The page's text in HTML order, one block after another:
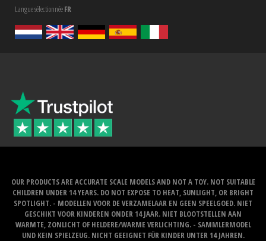
Langue sélectionnéeFR
OUR PRODUCTS ARE ACCURATE SCALE MODELS AND NOT A TOY. NOT SUITABLE
CHILDREN UNDER 14 YEARS. DO NOT EXPOSE TO HEAT, SUNLIGHT, OR BRIGHT
SPOTLIGHT. - MODELLEN VOOR DE VERZAMELAAR EN GEEN SPEELGOED. NIET
GESCHIKT VOOR KINDEREN ONDER 14 JAAR. NIET BLOOTSTELLEN AAN
WARMTE, ZONLICHT OF HELDERE/WARME VERLICHTING. - SAMMLERMODEL
UND KEIN SPIELZEUG. NICHT GEEIGNET FÜR KINDER UNTER 14 JAHREN.